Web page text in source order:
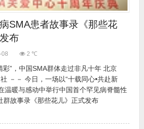
SMA患者故事录《那些花
布
08 2 ℃
彩”，中国SMA群体走过非凡十年 北京
－－ 今日，一场以“十载同心•共赴新
温暖与感动中举行中国首个罕见病脊髓性
群故事录《那些花儿》正式发布